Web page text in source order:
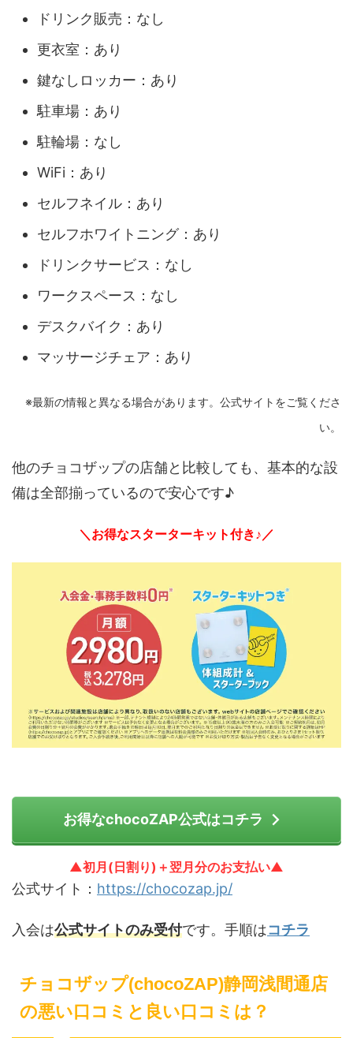
ドリンク販売：なし
更衣室：あり
鍵なしロッカー：あり
駐車場：あり
駐輪場：なし
WiFi：あり
セルフネイル：あり
セルフホワイトニング：あり
ドリンクサービス：なし
ワークスペース：なし
デスクバイク：あり
マッサージチェア：あり
※最新の情報と異なる場合があります。公式サイトをご覧くださ
い。
他のチョコザップの店舗と比較しても、基本的な設
備は全部揃っているので安心です♪
＼お得なスターターキット付き♪／
お得なchocoZAP公式はコチラ
▲初月(日割り)＋翌月分のお支払い▲
公式サイト： https://chocozap.jp/
入会は公式サイトのみ受付です。手順はコチラ
チョコザップ(chocoZAP)静岡浅間通店
の悪い口コミと良い口コミは？